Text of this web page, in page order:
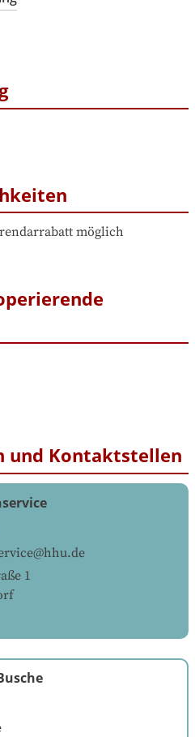
möglich
und Kontaktstellen
1